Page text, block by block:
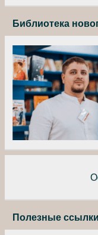
Библиотека
Полезные ссылки